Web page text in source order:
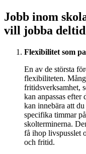
Jobb inom
vill jobba deltid
Flexibilitet som
En av de största
flexibiliteten.
fritidsverksamhet,
kan anpassas
kan innebära att
specifika timmar
skolterminerna.
få ihop livspusslet
och fritid.